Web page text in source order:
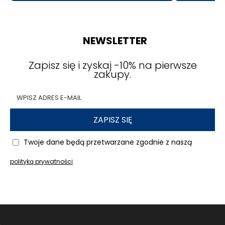
urządzenie w gotowości przez cały dzień.
się na dłuższą żywotność
wykonane z trwałych tworzyw
użytkowania i częstego przenoszenia. Elastyczne
uszkodzenia kabla, a odporne obudowy
funkcjonalność przez długi czas.
KrainaGSM radzi
wydajności i codziennej obsługi, dlatego
NEWSLETTER
Zapisz się i zyskaj -10% na pierwsze
zakupy.
ZAPISZ SIĘ
Twoje dane będą przetwarzane zgodnie z naszą
polityką prywatności